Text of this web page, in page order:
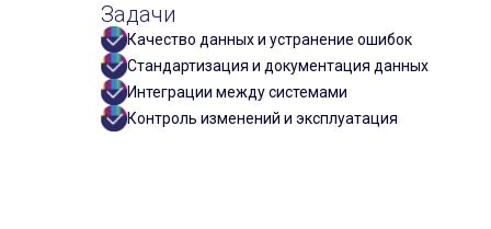
Задачи
Качество данных и устранение ошибок
Стандартизация и документация данных
Интеграции между системами
Контроль изменений и эксплуатация